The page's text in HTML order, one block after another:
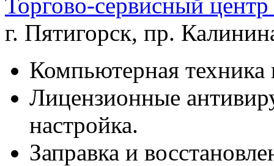
г. Пятигорск, пр.
Компьютерная техника
Лицензионные
настройка.
Заправка и